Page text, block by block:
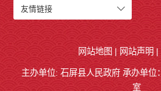
友情链接
网站地图 | 网站声明 |
主办单位: 石屏县人民政府 承办单位：
室